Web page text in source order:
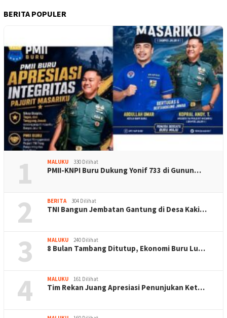
BERITA POPULER
1 MALUKU 330 Dilihat
PMII-KNPI Buru Dukung Yonif 733 di Gunun…
2 BERITA 304 Dilihat
TNI Bangun Jembatan Gantung di Desa Kaki…
3 MALUKU 240 Dilihat
8 Bulan Tambang Ditutup, Ekonomi Buru Lu…
4 MALUKU 161 Dilihat
Tim Rekan Juang Apresiasi Penunjukan Ket…